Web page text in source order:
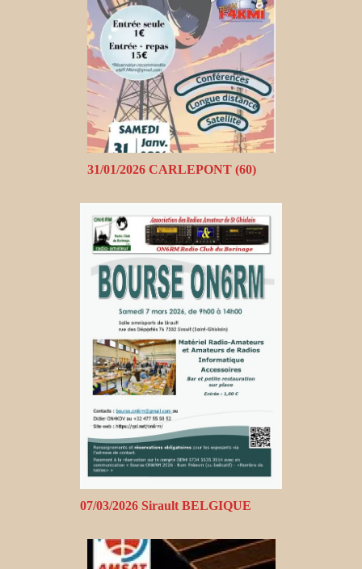
31/01/2026 CARLEPONT (60)
07/03/2026 Sirault BELGIQUE